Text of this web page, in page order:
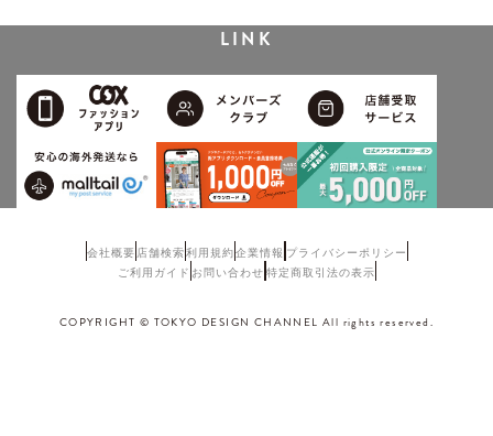
LINK
会社概要 店舗検索利用規約企業情報 プライバシーポリシー
ご利用ガイド お問い合わせ 特定商取引法の表示
COPYRIGHT © TOKYO DESIGN CHANNEL All rights reserved.